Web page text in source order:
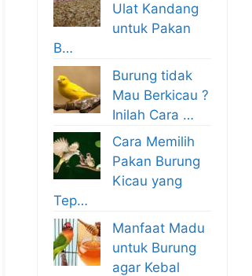
Ulat Kandang
untuk Pakan
B…
Burung tidak
Mau Berkicau ?
Inilah Cara …
Cara Memilih
Pakan Burung
Kicau yang
Tep…
Manfaat Madu
untuk Burung
agar Kebal